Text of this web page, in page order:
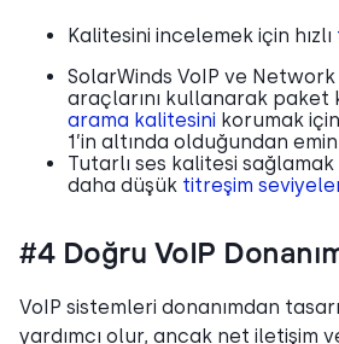
Kalitesini incelemek için hızlı
SolarWinds VoIP ve
araçlarını kullanarak paket
arama kalitesini korumak için
1’in altında olduğundan
Tutarlı ses kalitesi
daha düşük titreşim
#4 Doğru VoIP
VoIP sistemleri donanımdan
yardımcı olur, ancak net iletişim